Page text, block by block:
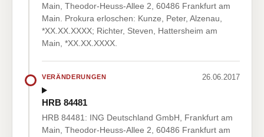
Main, Theodor-Heuss-Allee 2, 60486 Frankfurt am
Main. Prokura erloschen: Kunze, Peter, Alzenau,
*XX.XX.XXXX; Richter, Steven, Hattersheim am
Main, *XX.XX.XXXX.
VERÄNDERUNGEN 26.06.2017
HRB 84481
HRB 84481: ING Deutschland GmbH, Frankfurt am
Main, Theodor-Heuss-Allee 2, 60486 Frankfurt am